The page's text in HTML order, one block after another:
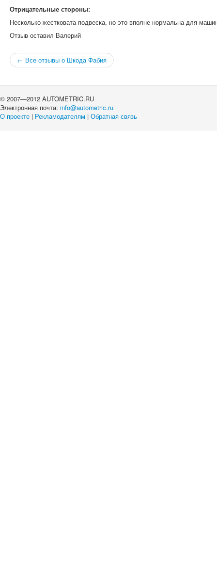
Отрицательные стороны:
Несколько жестковата подвеска, но это вполне нормальна для
Отзыв оставил Валерий
← Все отзывы о Шкода Фабия
© 2007—2012 AUTOMETRIC.RU
Электронная почта: info@autometric.ru
О проекте | Рекламодателям | Обратная связь